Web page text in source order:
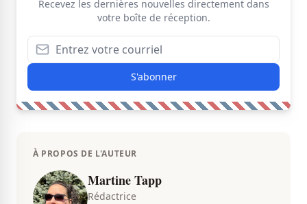
Recevez les dernières nouvelles directement dans
votre boîte de réception.
S'abonner
À PROPOS DE L'AUTEUR
Martine Tapp
Rédactrice